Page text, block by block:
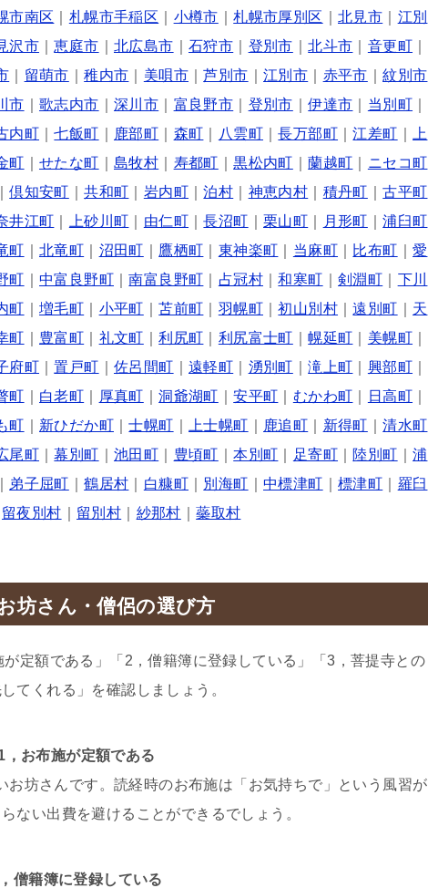
市南区 札幌市手稲区 小樽市 ｜札幌市厚別区 ｜北見市
江別
沢市｜恵庭市 北広島市 ｜石狩市 登別市 ｜北斗市 音更町
留萌市 ｜稚内市 美唄市 ｜芦別市 ｜江別市 赤平市 ｜紋別市
市 歌志内市 深川市 富良野市 登別市 ｜伊達市 当別町
内町｜七飯町 鹿部町 森町 八雲町 ｜長万部町 ｜江差町
上
町 せたな町 島牧村 寿都町 ｜黒松内町 ｜蘭越町
ニセコ町
｜倶知安町 ｜共和町 岩内町 ｜泊村 神恵内村 積丹町 ｜古平町
井江町 上砂川町 由仁町 ｜長沼町 ｜栗山町 月形町 ｜浦臼町
町 北竜町 沼田町 鷹栖町 東神楽町 当麻町 比布町 ｜愛
町 中富良野町 ｜南富良野町 占冠村 ｜和寒町 ｜剣淵町
下川
町 増毛町 小平町 ｜苫前町 羽幌町 ｜初山別村 ｜遠別町
天
町 豊富町 礼文町 ｜利尻町 利尻富士町 ｜幌延町 美幌町
府町｜置戸町 佐呂間町 ｜遠軽町 湧別町 ｜滝上町 興部町
町 白老町 厚真町 ｜洞爺湖町 ｜安平町 むかわ町 日高町
町 新ひだか町 ｜士幌町 上士幌町 鹿追町 新得町 ｜清水町
尾町｜幕別町 池田町 豊頃町 ｜本別町 足寄町 陸別町 ｜浦
弟子屈町 ｜鶴居村 白糠町 別海町 ｜中標津町 ｜標津町
羅臼
留夜別村 留別村 紗那村 ｜蘂取村
坊さん・僧侶の選び方
定額である」「2，僧籍簿に登録している」「3，菩提寺との
てくれる」を確認しましょう。
，お布施が定額である
お坊さんです。読経時のお布施は「お気持ちで」という風習が
ない出費を避けることができるでしょう。
僧籍簿に登録している